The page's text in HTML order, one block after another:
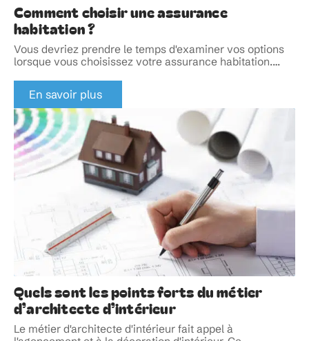
Comment choisir une assurance
habitation ?
Vous devriez prendre le temps d'examiner vos options
lorsque vous choisissez votre assurance habitation.…
En savoir plus
Quels sont les points forts du métier
d’architecte d’intérieur
Le métier d'architecte d'intérieur fait appel à